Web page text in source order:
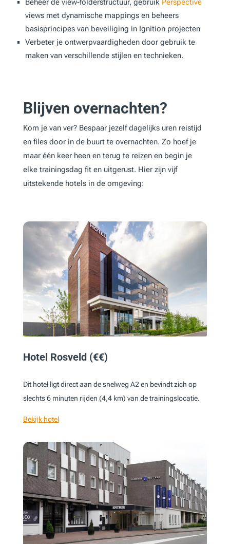
Beheer de view-folderstructuur, gebruik Perspective
views met dynamische mappings en beheers
basisprincipes van beveiliging in Ignition projecten
Verbeter je ontwerpvaardigheden door gebruik te
maken van verschillende stijlen en technieken.
Blijven overnachten?
Kom je van ver? Bespaar jezelf dagelijks uren reistijd
en files door in de buurt te overnachten. Zo hoef je
maar één keer heen en terug te reizen en begin je
elke trainingsdag fit en uitgerust. Hier zijn vijf
uitstekende hotels in de omgeving:
Hotel Rosveld (€€)
Dit hotel ligt direct aan de snelweg A2 en bevindt zich op
slechts 6 minuten rijden (4,4 km) van de trainingslocatie.
Bekijk hotel